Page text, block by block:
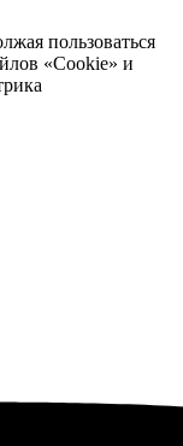
пользоваться
«Cookie» и